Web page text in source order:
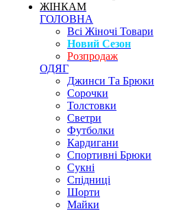
ЖІНКАМ
ГОЛОВНА
Всі Жіночі Товари
Новий Сезон
Розпродаж
ОДЯГ
Джинси Та Брюки
Сорочки
Толстовки
Светри
Футболки
Кардигани
Спортивні Брюки
Сукні
Спідниці
Шорти
Майки